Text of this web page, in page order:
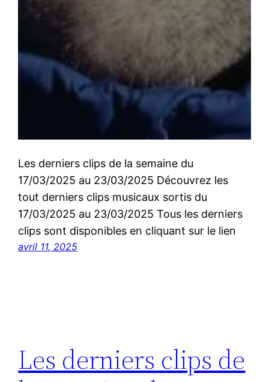
Les derniers clips de la semaine du
17/03/2025 au 23/03/2025 Découvrez les
tout derniers clips musicaux sortis du
17/03/2025 au 23/03/2025 Tous les derniers
clips sont disponibles en cliquant sur le lien
avril 11, 2025
Les derniers clips de